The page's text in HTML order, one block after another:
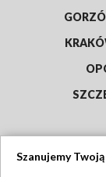
Szanujemy